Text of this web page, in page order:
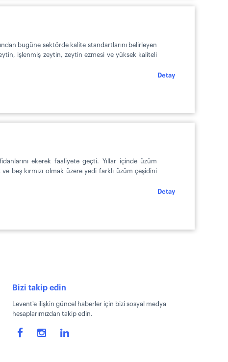
bugüne sektörde kalite standartlarını belirleyen
işlenmiş zeytin, zeytin ezmesi ve yüksek kaliteli
Detay
ekerek faaliyete geçti. Yıllar içinde üzüm
beş kırmızı olmak üzere yedi farklı üzüm çeşidini
Detay
Bizi takip edin
Levent'e ilişkin güncel haberler için bizi sosyal medya
hesaplarımızdan takip edin.